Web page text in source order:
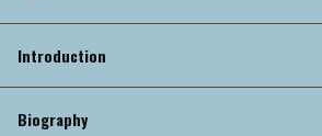
Introduction
Biography